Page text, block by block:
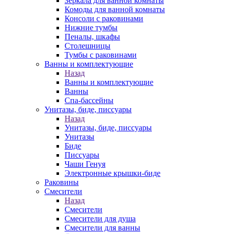
Комоды для ванной комнаты
Консоли с раковинами
Нижние тумбы
Пеналы, шкафы
Столешницы
Тумбы с раковинами
Ванны и комплектующие
Назад
Ванны и комплектующие
Ванны
Спа-бассейны
Унитазы, биде, писсуары
Назад
Унитазы, биде, писсуары
Унитазы
Биде
Писсуары
Чаши Генуя
Электронные крышки-биде
Раковины
Смесители
Назад
Смесители
Смесители для душа
Смесители для ванны